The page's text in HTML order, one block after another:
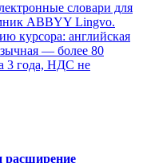
словари для
ABBYY Lingvo.
курсора: английская
— более 80
3 года, НДС не
расширение